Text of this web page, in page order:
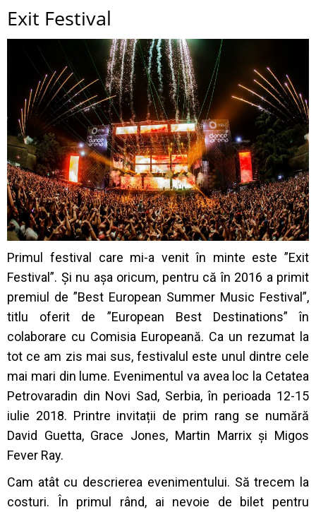
Exit Festival
Primul festival care mi-a venit în minte este ”Exit
Festival”. Și nu așa oricum, pentru că în 2016 a primit
premiul de ”Best European Summer Music Festival”,
titlu oferit de ”European Best Destinations” în
colaborare cu Comisia Europeană. Ca un rezumat la
tot ce am zis mai sus, festivalul este unul dintre cele
mai mari din lume. Evenimentul va avea loc la Cetatea
Petrovaradin din Novi Sad, Serbia, în perioada 12-15
iulie 2018. Printre invitații de prim rang se numără
David Guetta, Grace Jones, Martin Marrix și Migos
Fever Ray.
Cam atât cu descrierea evenimentului. Să trecem la
costuri. În primul rând, ai nevoie de bilet pentru